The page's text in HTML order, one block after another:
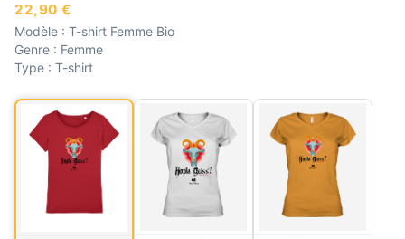
22,90 €
Modèle : T-shirt Femme Bio
Genre : Femme
Type : T-shirt